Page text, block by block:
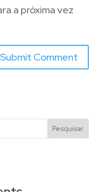
a próxima vez
Pesquisar